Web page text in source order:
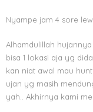
Nyampe jam 4 sore
Alhamdulillah
bisa 1 lokasi aja yg
kan niat awal mau
ujan yg masih
yah.. Akhirnya kami